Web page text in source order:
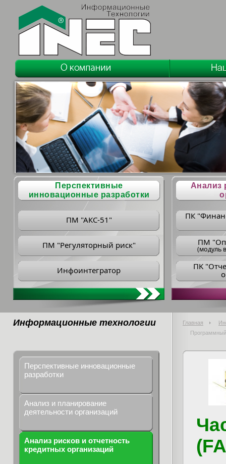
Перспективные
инновационные разработки
ПМ "АКС-51"
ПМ "Регуляторный риск"
Инфоинтегратор
Анализ
ПК
ПM
(модуль
ПK
Информационные технологии Главная
Перспективные инновационные
разработки
Анализ и планирование
деятельности организаций
Анализ рисков и отчетность
кредитных организаций